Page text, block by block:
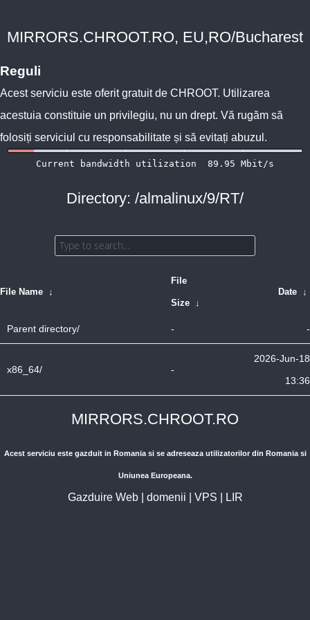
MIRRORS.CHROOT.RO, EU,RO/Bucharest
Reguli
Acest serviciu este oferit gratuit de CHROOT. Utilizarea
acestuia constituie un privilegiu, nu un drept. Vă rugăm să
folosiți serviciul cu responsabilitate și să evitați abuzul.
Directory: /almalinux/9/RT/
File Name ↓
File
Size ↓
Date ↓
Parent directory/ - -
x86_64/ -
2026-Jun-18
13:36
MIRRORS.CHROOT.RO
Acest serviciu este gazduit in Romania si se adreseaza utilizatorilor din Romania si
Uniunea Europeana.
Gazduire Web| domenii VPS LIR